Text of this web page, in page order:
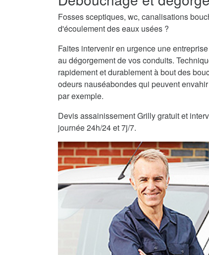
Fosses sceptiques, wc, canalisations
d'écoulement des eaux usées ?
Faites intervenir en urgence une
au dégorgement de vos conduits.
rapidement et durablement à bout des
odeurs nauséabondes qui peuvent
par exemple.
Devis assainissement Grilly gratuit et
journée 24h/24 et 7j/7.